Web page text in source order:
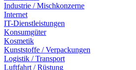
Industrie / Mischkonzerne
Internet
IT-Dienstleistungen
Konsumgüter
Kosmetik
Kunststoffe / Verpackungen
Logistik / Transport
Luftfahrt / Rüstung